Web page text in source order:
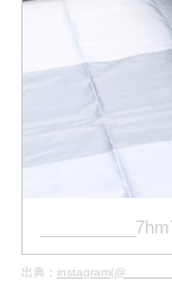
出典：